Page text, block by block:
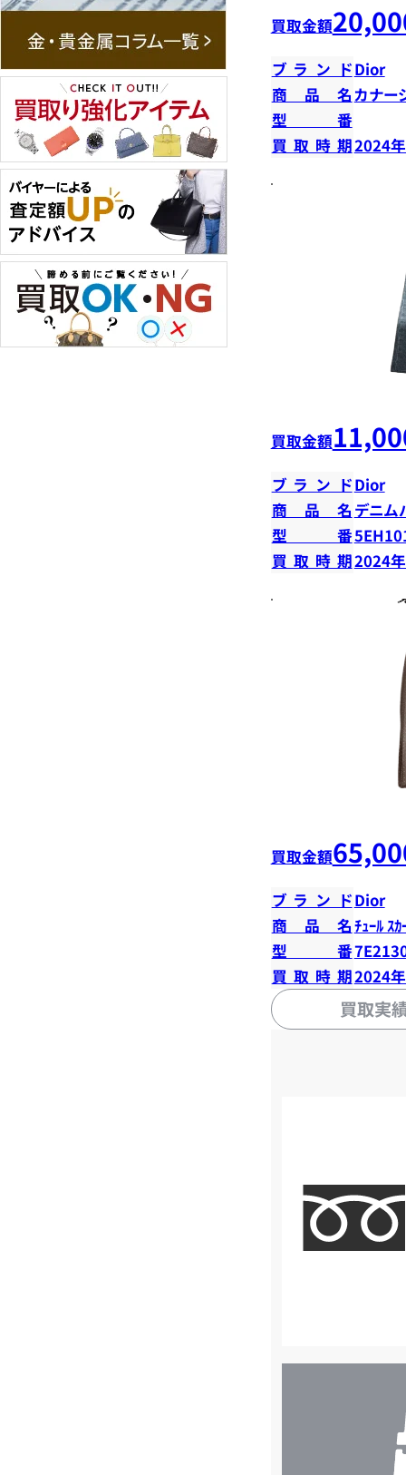
買取金額
ブランドDior
商品名 カナー
型番
買取時期2024
買取金額
ブランドDior
商品名 デニム
型番
買取時期2024
買取金額
ブランドDior
商品名ﾁｭｰﾙ ｽ
型番
買取時期2024
買取実